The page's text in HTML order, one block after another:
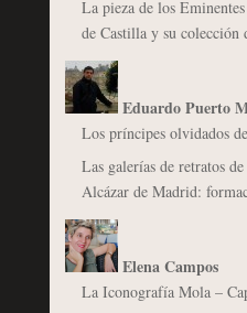
La pieza de los
de Castilla y su colección
Eduardo Puerto
Los príncipes olvidados
Las galerías de retratos
Alcázar de Madrid:
Elena Campos
La Iconografía Mola –